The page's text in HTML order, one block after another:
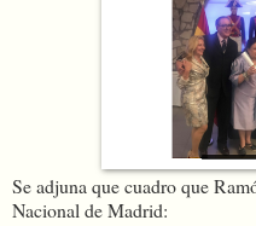
Se adjuna que cuadro que
Nacional de Madrid: